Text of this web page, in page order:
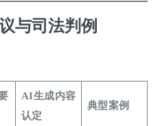
与司法判例​
​AI生成内容
认定​
​典型案例​